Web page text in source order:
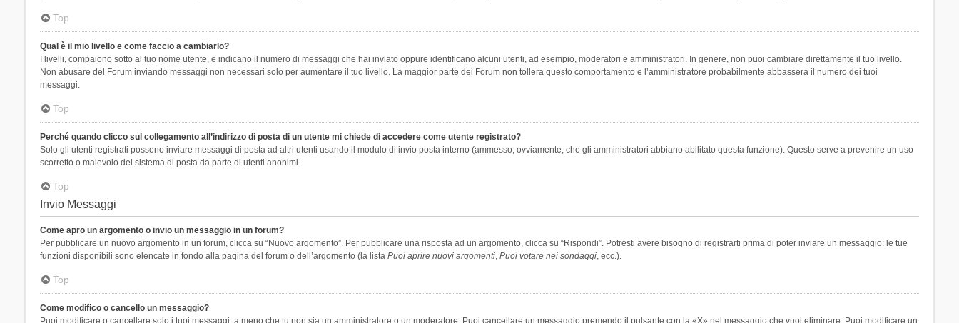
Top
Qual è il mio livello e come faccio a cambiarlo?
I livelli, compaiono sotto al tuo nome utente, e indicano il numero di messaggi che hai inviato oppure identificano alcuni utenti, ad esempio, moderatori e amministratori. In genere, non puoi cambiare direttamente il tuo livello.
Non abusare del Forum inviando messaggi non necessari solo per aumentare il tuo livello. La maggior parte dei Forum non tollera questo comportamento e l’amministratore probabilmente abbasserà il numero dei tuoi
messaggi.
Top
Perché quando clicco sul collegamento all’indirizzo di posta di un utente mi chiede di accedere come utente registrato?
Solo gli utenti registrati possono inviare messaggi di posta ad altri utenti usando il modulo di invio posta interno (ammesso, ovviamente, che gli amministratori abbiano abilitato questa funzione). Questo serve a prevenire un uso
scorretto o malevolo del sistema di posta da parte di utenti anonimi.
Top
Invio Messaggi
Come apro un argomento o invio un messaggio in un forum?
Per pubblicare un nuovo argomento in un forum, clicca su “Nuovo argomento”. Per pubblicare una risposta ad un argomento, clicca su “Rispondi”. Potresti avere bisogno di registrarti prima di poter inviare un messaggio: le tue
funzioni disponibili sono elencate in fondo alla pagina del forum o dell’argomento (la lista Puoi aprire nuovi argomenti, Puoi votare nei sondaggi, ecc.).
Top
Come modifico o cancello un messaggio?
Puoi modificare o cancellare solo i tuoi messaggi, a meno che tu non sia un amministratore o un moderatore. Puoi cancellare un messaggio premendo il pulsante con la «X» nel messaggio che vuoi eliminare. Puoi modificare un